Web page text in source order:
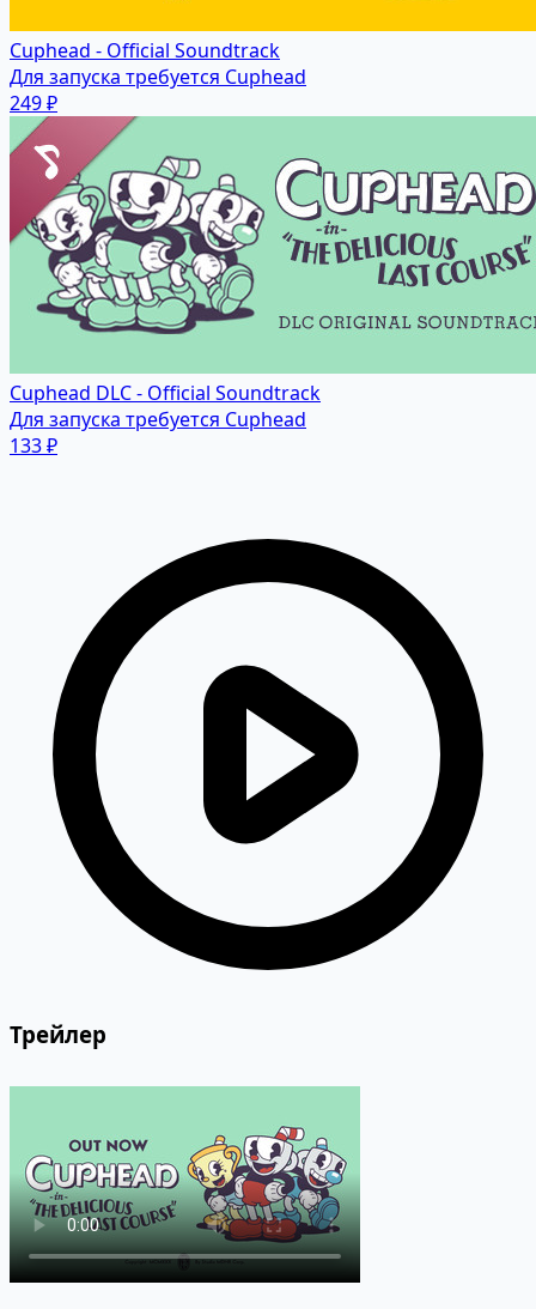
Cuphead - Official Soundtrack
Для запуска требуется Cuphead
249 ₽
Cuphead DLC - Official Soundtrack
Для запуска требуется Cuphead
133 ₽
Трейлер